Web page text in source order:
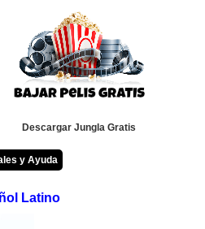
Descargar Jungla Gratis
y Ayuda
Latino